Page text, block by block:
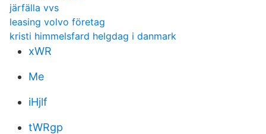
järfälla vvs
leasing volvo företag
kristi himmelsfard helgdag i danmark
xWR
Me
iHjlf
tWRgp